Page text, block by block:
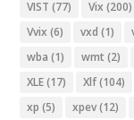
VIST (77) Vix (200)
Vvix (6) vxd (1)
wba (1) wmt (2)
XLE(17) Xlf(104)
xp (5) xpev(12)